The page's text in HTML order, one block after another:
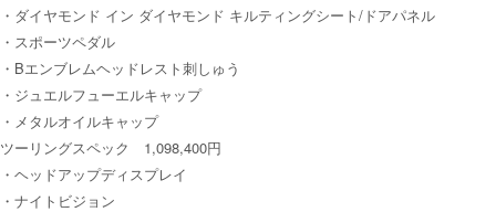
・ダイヤモンド イン ダイヤモンド キルティングシート/ドアパネル
・スポーツペダル
・Bエンブレムヘッドレスト刺しゅう
・ジュエルフューエルキャップ
・メタルオイルキャップ
ツーリングスペック 1,098,400円
・ヘッドアップディスプレイ
・ナイトビジョン